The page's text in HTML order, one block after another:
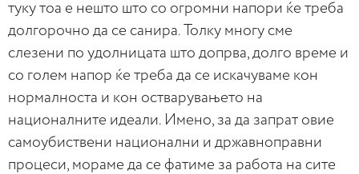
туку тоа е нешто што со огромни напори ќе треба
долгорочно да се санира. Толку многу сме
слезени по удолницата што допрва, долго време и
со голем напор ќе треба да се искачуваме кон
нормалноста и кон остварувањето на
националните идеали. Имено, за да запрат овие
самоубиствени национални и државноправни
процеси, мораме да се фатиме за работа на сите